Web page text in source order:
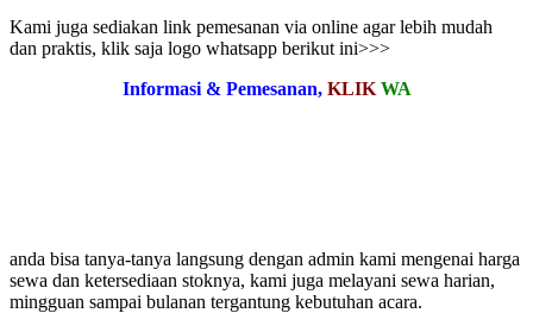
Kami juga sediakan link pemesanan via online agar lebih mudah
dan praktis, klik saja logo whatsapp berikut ini>>>
Informasi & Pemesanan, KLIK WA
anda bisa tanya-tanya langsung dengan admin kami mengenai harga
sewa dan ketersediaan stoknya, kami juga melayani sewa harian,
mingguan sampai bulanan tergantung kebutuhan acara.